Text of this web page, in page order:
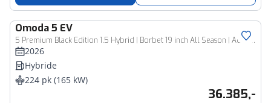
Omoda5 EV
5 Premium Black Edition 1.5 Hybrid | Borbet 19 inch All Season | Adaptive cruise | Airco | Keyless | 360 cam | CarPlay
2026
Hybride
224 pk (165 kW)
36.385,-